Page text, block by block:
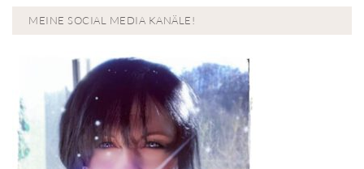
MEINE SOCIAL MEDIA KANÄLE!